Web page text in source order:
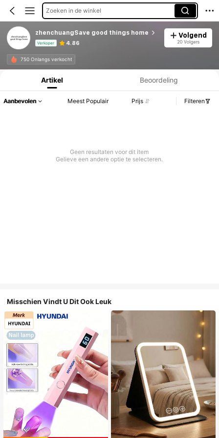
Zoeken in de winkel
zhenchuangSave good things home
Verkoper 4.86
Volgend
20 Volgers
750 Onlangs verkocht
Productinformatie: Prijsopenbaring, Verkoop- en Voorraadgegevens.
Artikel Beoordeling
Aanbevolen Meest Populair Prijs Filteren
Geen resultaten voor dit item
Gelieve een andere optie te selecteren.
Misschien Vindt U Dit Ook Leuk